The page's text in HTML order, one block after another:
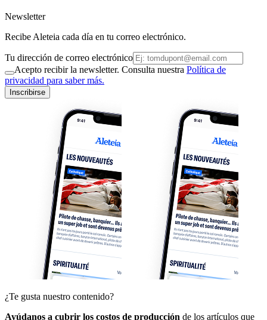
Newsletter
Recibe Aleteia cada día en tu correo electrónico.
Tu dirección de correo electrónico
Acepto recibir la newsletter. Consulta nuestra Política de
privacidad para saber más.
Inscribirse
¿Te gusta nuestro contenido?
Ayúdanos a cubrir los costos de producción de los artículos que